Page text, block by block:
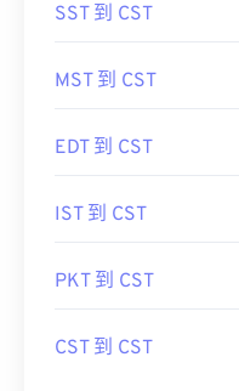
SST 到 CST
MST 到 CST
EDT 到 CST
IST 到 CST
PKT 到 CST
CST 到 CST